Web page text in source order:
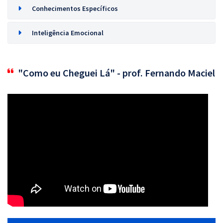
Conhecimentos Específicos
Inteligência Emocional
"Como eu Cheguei Lá" - prof. Fernando Maciel